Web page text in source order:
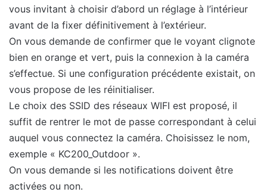
vous invitant à choisir d’abord un réglage à l’intérieur
avant de la fixer définitivement à l’extérieur.
On vous demande de confirmer que le voyant clignote
bien en orange et vert, puis la connexion à la caméra
s’effectue. Si une configuration précédente existait, on
vous propose de les réinitialiser.
Le choix des SSID des réseaux WIFI est proposé, il
suffit de rentrer le mot de passe correspondant à celui
auquel vous connectez la caméra. Choisissez le nom,
exemple « KC200_Outdoor ».
On vous demande si les notifications doivent être
activées ou non.